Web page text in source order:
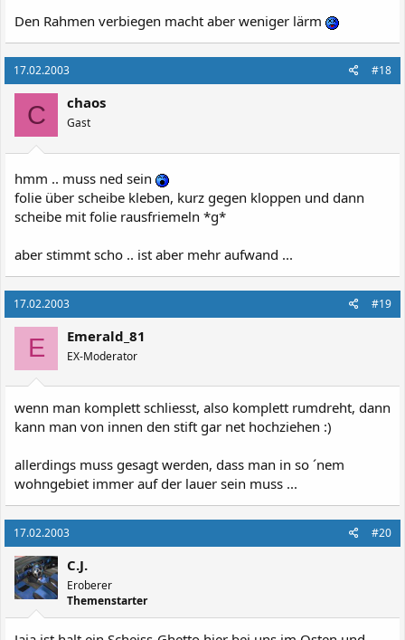
Den Rahmen verbiegen macht aber weniger lärm
17.02.2003 #18
C chaos
Gast
hmm .. muss ned sein
folie über scheibe kleben, kurz gegen kloppen und dann
scheibe mit folie rausfriemeln *g*
aber stimmt scho .. ist aber mehr aufwand ...
17.02.2003 #19
E Emerald_81
EX-Moderator
wenn man komplett schliesst, also komplett rumdreht, dann
kann man von innen den stift gar net hochziehen :)
allerdings muss gesagt werden, dass man in so ´nem
wohngebiet immer auf der lauer sein muss ...
17.02.2003 #20
C.J.
Eroberer
Themenstarter